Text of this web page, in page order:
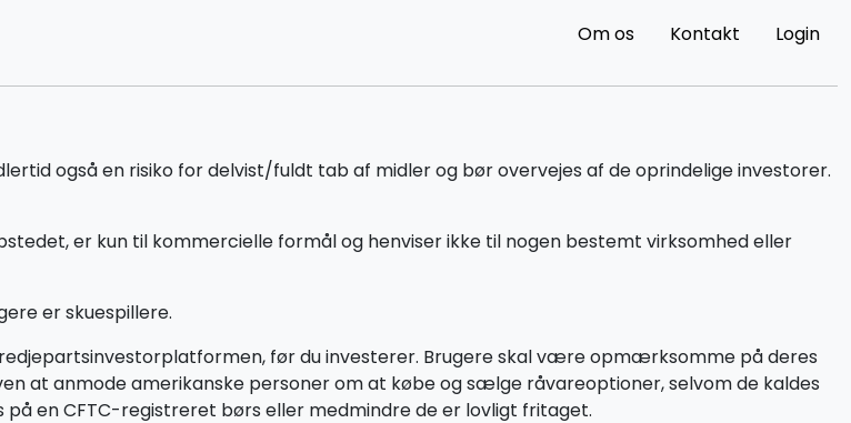
Om os Kontakt Login
også en risiko for delvist/fuldt tab af midler og bør overvejes af de oprindelige investorer.
er kun til kommercielle formål og henviser ikke til nogen bestemt virksomhed eller
er skuespillere.
før du investerer. Brugere skal være opmærksomme på deres
at anmode amerikanske personer om at købe og sælge råvareoptioner, selvom de kaldes
en CFTC-registreret børs eller medmindre de er lovligt fritaget.